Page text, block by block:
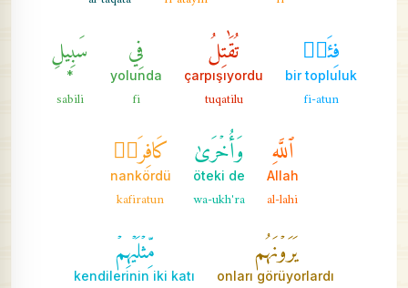
فِئَةٞ
bir topluluk
fi-atun
تُقَٰتِلُ
çarpışıyordu
tuqatilu
فِي
yolunda
fi
سَبِيلِ
*
sabili
ٱللَّهِ
Allah
al-lahi
وَأُخۡرَىٰ
öteki de
wa-ukh'ra
كَافِرَةٞ
nankördü
kafiratun
يَرَوۡنَهُم
onları görüyorlardı
مِّثۡلَيۡهِمۡ
kendilerinin iki katı